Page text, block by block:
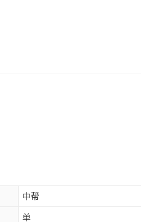
中帮
单